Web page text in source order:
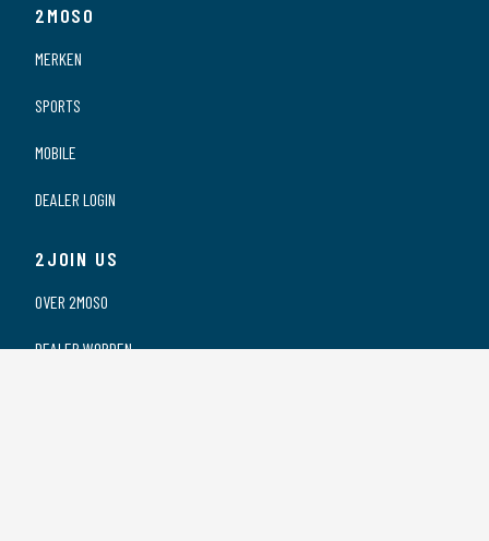
2MOSO
MERKEN
SPORTS
MOBILE
DEALER LOGIN
2JOIN US
OVER 2MOSO
DEALER WORDEN